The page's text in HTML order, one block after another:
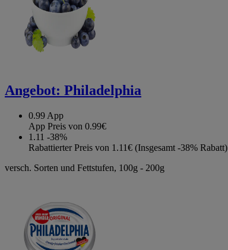
Angebot: Philadelphia
0.99 App
App Preis von 0.99€
1.11 -38%
Rabattierter Preis von 1.11€ (Insgesamt -38% Rabatt)
versch. Sorten und Fettstufen, 100g - 200g